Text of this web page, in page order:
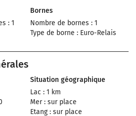
: 1
Bornes
Nombre de bornes : 1
Type de borne : Euro-Relais
Situation géographique
Lac : 1 km
Mer : sur place
Etang : sur place